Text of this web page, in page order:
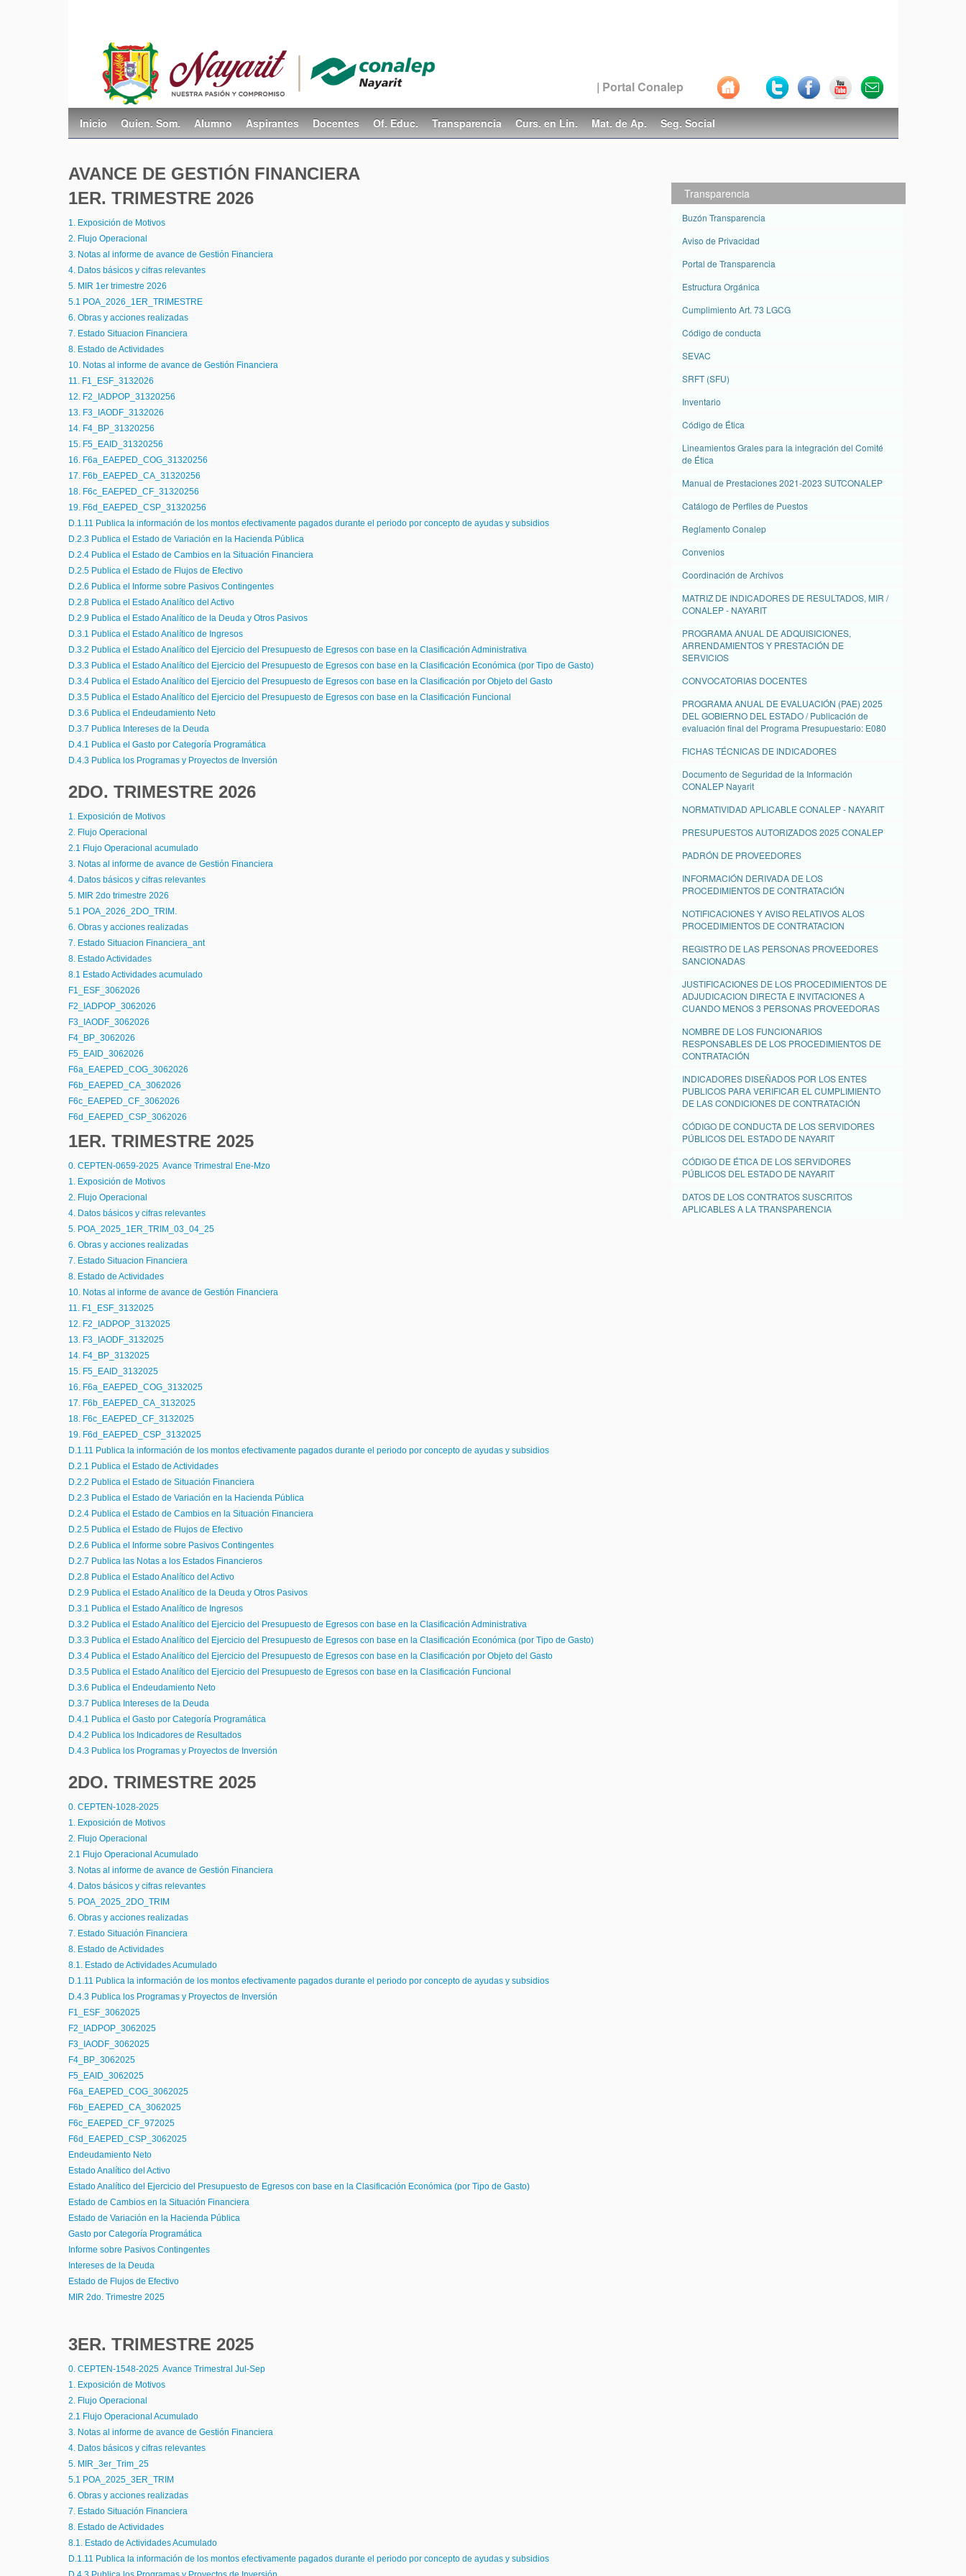
| Portal Conalep
Inicio Quien. Som. Alumno Aspirantes Docentes Of. Educ. Transparencia Curs. en Lin. Mat. de Ap. Seg. Social
AVANCE DE GESTIÓN FINANCIERA
1ER. TRIMESTRE 2026
1. Exposición de Motivos
2. Flujo Operacional
3. Notas al informe de avance de Gestión Financiera
4. Datos básicos y cifras relevantes
5. MIR 1er trimestre 2026
5.1 POA_2026_1ER_TRIMESTRE
6. Obras y acciones realizadas
7. Estado Situacion Financiera
8. Estado de Actividades
10. Notas al informe de avance de Gestión Financiera
11. F1_ESF_3132026
12. F2_IADPOP_31320256
13. F3_IAODF_3132026
14. F4_BP_31320256
15. F5_EAID_31320256
16. F6a_EAEPED_COG_31320256
17. F6b_EAEPED_CA_31320256
18. F6c_EAEPED_CF_31320256
19. F6d_EAEPED_CSP_31320256
D.1.11 Publica la información de los montos efectivamente pagados durante el periodo por concepto de ayudas y subsidios
D.2.3 Publica el Estado de Variación en la Hacienda Pública
D.2.4 Publica el Estado de Cambios en la Situación Financiera
D.2.5 Publica el Estado de Flujos de Efectivo
D.2.6 Publica el Informe sobre Pasivos Contingentes
D.2.8 Publica el Estado Analítico del Activo
D.2.9 Publica el Estado Analítico de la Deuda y Otros Pasivos
D.3.1 Publica el Estado Analítico de Ingresos
D.3.2 Publica el Estado Analítico del Ejercicio del Presupuesto de Egresos con base en la Clasificación Administrativa
D.3.3 Publica el Estado Analítico del Ejercicio del Presupuesto de Egresos con base en la Clasificación Económica (por Tipo de Gasto)
D.3.4 Publica el Estado Analítico del Ejercicio del Presupuesto de Egresos con base en la Clasificación por Objeto del Gasto
D.3.5 Publica el Estado Analítico del Ejercicio del Presupuesto de Egresos con base en la Clasificación Funcional
D.3.6 Publica el Endeudamiento Neto
D.3.7 Publica Intereses de la Deuda
D.4.1 Publica el Gasto por Categoría Programática
D.4.3 Publica los Programas y Proyectos de Inversión
2DO. TRIMESTRE 2026
1. Exposición de Motivos
2. Flujo Operacional
2.1 Flujo Operacional acumulado
3. Notas al informe de avance de Gestión Financiera
4. Datos básicos y cifras relevantes
5. MIR 2do trimestre 2026
5.1 POA_2026_2DO_TRIM.
6. Obras y acciones realizadas
7. Estado Situacion Financiera_ant
8. Estado Actividades
8.1 Estado Actividades acumulado
F1_ESF_3062026
F2_IADPOP_3062026
F3_IAODF_3062026
F4_BP_3062026
F5_EAID_3062026
F6a_EAEPED_COG_3062026
F6b_EAEPED_CA_3062026
F6c_EAEPED_CF_3062026
F6d_EAEPED_CSP_3062026
1ER. TRIMESTRE 2025
0. CEPTEN-0659-2025 Avance Trimestral Ene-Mzo
1. Exposición de Motivos
2. Flujo Operacional
4. Datos básicos y cifras relevantes
5. POA_2025_1ER_TRIM_03_04_25
6. Obras y acciones realizadas
7. Estado Situacion Financiera
8. Estado de Actividades
10. Notas al informe de avance de Gestión Financiera
11. F1_ESF_3132025
12. F2_IADPOP_3132025
13. F3_IAODF_3132025
14. F4_BP_3132025
15. F5_EAID_3132025
16. F6a_EAEPED_COG_3132025
17. F6b_EAEPED_CA_3132025
18. F6c_EAEPED_CF_3132025
19. F6d_EAEPED_CSP_3132025
D.1.11 Publica la información de los montos efectivamente pagados durante el periodo por concepto de ayudas y subsidios
D.2.1 Publica el Estado de Actividades
D.2.2 Publica el Estado de Situación Financiera
D.2.3 Publica el Estado de Variación en la Hacienda Pública
D.2.4 Publica el Estado de Cambios en la Situación Financiera
D.2.5 Publica el Estado de Flujos de Efectivo
D.2.6 Publica el Informe sobre Pasivos Contingentes
D.2.7 Publica las Notas a los Estados Financieros
D.2.8 Publica el Estado Analítico del Activo
D.2.9 Publica el Estado Analítico de la Deuda y Otros Pasivos
D.3.1 Publica el Estado Analítico de Ingresos
D.3.2 Publica el Estado Analítico del Ejercicio del Presupuesto de Egresos con base en la Clasificación Administrativa
D.3.3 Publica el Estado Analítico del Ejercicio del Presupuesto de Egresos con base en la Clasificación Económica (por Tipo de Gasto)
D.3.4 Publica el Estado Analítico del Ejercicio del Presupuesto de Egresos con base en la Clasificación por Objeto del Gasto
D.3.5 Publica el Estado Analítico del Ejercicio del Presupuesto de Egresos con base en la Clasificación Funcional
D.3.6 Publica el Endeudamiento Neto
D.3.7 Publica Intereses de la Deuda
D.4.1 Publica el Gasto por Categoría Programática
D.4.2 Publica los Indicadores de Resultados
D.4.3 Publica los Programas y Proyectos de Inversión
2DO. TRIMESTRE 2025
0. CEPTEN-1028-2025
1. Exposición de Motivos
2. Flujo Operacional
2.1 Flujo Operacional Acumulado
3. Notas al informe de avance de Gestión Financiera
4. Datos básicos y cifras relevantes
5. POA_2025_2DO_TRIM
6. Obras y acciones realizadas
7. Estado Situación Financiera
8. Estado de Actividades
8.1. Estado de Actividades Acumulado
D.1.11 Publica la información de los montos efectivamente pagados durante el periodo por concepto de ayudas y subsidios
D.4.3 Publica los Programas y Proyectos de Inversión
F1_ESF_3062025
F2_IADPOP_3062025
F3_IAODF_3062025
F4_BP_3062025
F5_EAID_3062025
F6a_EAEPED_COG_3062025
F6b_EAEPED_CA_3062025
F6c_EAEPED_CF_972025
F6d_EAEPED_CSP_3062025
Endeudamiento Neto
Estado Analítico del Activo
Estado Analítico del Ejercicio del Presupuesto de Egresos con base en la Clasificación Económica (por Tipo de Gasto)
Estado de Cambios en la Situación Financiera
Estado de Variación en la Hacienda Pública
Gasto por Categoría Programática
Informe sobre Pasivos Contingentes
Intereses de la Deuda
Estado de Flujos de Efectivo
MIR 2do. Trimestre 2025
3ER. TRIMESTRE 2025
0. CEPTEN-1548-2025 Avance Trimestral Jul-Sep
1. Exposición de Motivos
2. Flujo Operacional
2.1 Flujo Operacional Acumulado
3. Notas al informe de avance de Gestión Financiera
4. Datos básicos y cifras relevantes
5. MIR_3er_Trim_25
5.1 POA_2025_3ER_TRIM
6. Obras y acciones realizadas
7. Estado Situación Financiera
8. Estado de Actividades
8.1. Estado de Actividades Acumulado
D.1.11 Publica la información de los montos efectivamente pagados durante el periodo por concepto de ayudas y subsidios
Transparencia
Buzón Transparencia
Aviso de Privacidad
Portal de Transparencia
Estructura Orgánica
Cumplimiento Art. 73 LGCG
Código de conducta
SEVAC
SRFT (SFU)
Inventario
Código de Ética
Lineamientos Grales para la integración del Comité
de Ética
Manual de Prestaciones 2021-2023 SUTCONALEP
Catálogo de Perfiles de Puestos
Reglamento Conalep
Convenios
Coordinación de Archivos
MATRIZ DE INDICADORES DE RESULTADOS, MIR /
CONALEP - NAYARIT
PROGRAMA ANUAL DE ADQUISICIONES,
ARRENDAMIENTOS Y PRESTACIÓN DE
SERVICIOS
CONVOCATORIAS DOCENTES
PROGRAMA ANUAL DE EVALUACIÓN (PAE) 2025
DEL GOBIERNO DEL ESTADO / Publicación de
evaluación final del Programa Presupuestario: E080
FICHAS TÉCNICAS DE INDICADORES
Documento de Seguridad de la Información
CONALEP Nayarit
NORMATIVIDAD APLICABLE CONALEP - NAYARIT
PRESUPUESTOS AUTORIZADOS 2025 CONALEP
PADRÓN DE PROVEEDORES
INFORMACIÓN DERIVADA DE LOS
PROCEDIMIENTOS DE CONTRATACIÓN
NOTIFICACIONES Y AVISO RELATIVOS ALOS
PROCEDIMIENTOS DE CONTRATACION
REGISTRO DE LAS PERSONAS PROVEEDORES
SANCIONADAS
JUSTIFICACIONES DE LOS PROCEDIMIENTOS DE
ADJUDICACION DIRECTA E INVITACIONES A
CUANDO MENOS 3 PERSONAS PROVEEDORAS
NOMBRE DE LOS FUNCIONARIOS
RESPONSABLES DE LOS PROCEDIMIENTOS DE
CONTRATACIÓN
INDICADORES DISEÑADOS POR LOS ENTES
PUBLICOS PARA VERIFICAR EL CUMPLIMIENTO
DE LAS CONDICIONES DE CONTRATACIÓN
CÓDIGO DE CONDUCTA DE LOS SERVIDORES
PÚBLICOS DEL ESTADO DE NAYARIT
CÓDIGO DE ÉTICA DE LOS SERVIDORES
PÚBLICOS DEL ESTADO DE NAYARIT
DATOS DE LOS CONTRATOS SUSCRITOS
APLICABLES A LA TRANSPARENCIA